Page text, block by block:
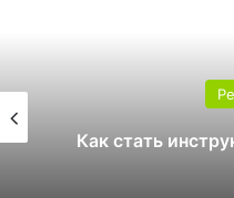
Как стать